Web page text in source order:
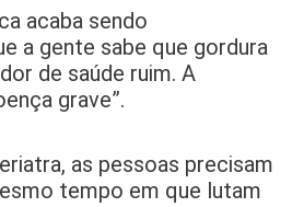
acaba sendo
a gente sabe que gordura
de saúde ruim. A
grave”.
as pessoas precisam
tempo em que lutam